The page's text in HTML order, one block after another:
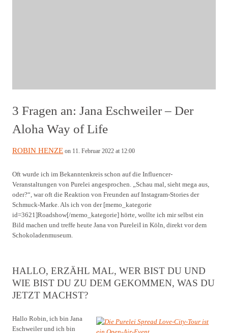
3 Fragen an: Jana Eschweiler – Der
Aloha Way of Life
ROBIN HENZE on 11. Februar 2022 at 12:00
Oft wurde ich im Bekanntenkreis schon auf die Influencer-
Veranstaltungen von Purelei angesprochen. „Schau mal, sieht mega aus,
oder?“, war oft die Reaktion von Freunden auf Instagram-Stories der
Schmuck-Marke. Als ich von der [memo_kategorie
id=3621]Roadshow[/memo_kategorie] hörte, wollte ich mir selbst ein
Bild machen und treffe heute Jana von PureleiI in Köln, direkt vor dem
Schokoladenmuseum.
HALLO, ERZÄHL MAL, WER BIST DU UND
WIE BIST DU ZU DEM GEKOMMEN, WAS DU
JETZT MACHST?
Hallo Robin, ich bin Jana
Eschweiler und ich bin